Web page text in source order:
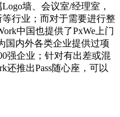
墙、会议室/经理室，
行业；而对于需要进行整
中国也提供了PxWe上门
国内外各类企业提供过项
强企业；针对有出差或混
还推出Pass随心座，可以